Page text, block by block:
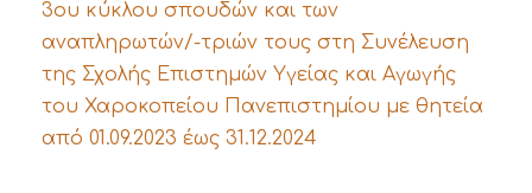
3ου κύκλου σπουδών και των
αναπληρωτών/-τριών τους στη Συνέλευση
της Σχολής Επιστημών Υγείας και Αγωγής
του Χαροκοπείου Πανεπιστημίου με θητεία
από 01.09.2023 έως 31.12.2024